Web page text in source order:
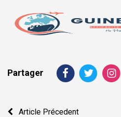
Partager
Navigation
Article Précedent